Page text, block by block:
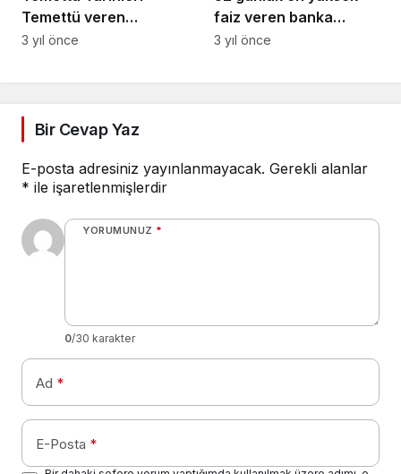
Temettü veren
hisseler!Temettü
3 yıl önce
faiz veren banka
hangisi? Bankalar
3 yıl önce
Bir Cevap Yaz
E-posta adresiniz yayınlanmayacak. Gerekli alanlar
* ile işaretlenmişlerdir
YORUMUNUZ *
0/30 karakter
Ad *
E-Posta *